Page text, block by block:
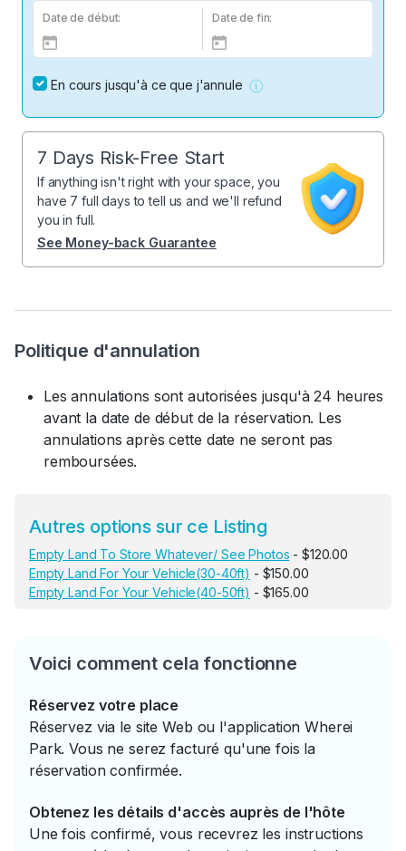
Politique d'annulation
Les annulations sont autorisées jusqu'à 24 heures
avant la date de début de la réservation. Les
annulations après cette date ne seront pas
remboursées.
Autres options sur ce Listing
Empty Land To Store Whatever/ See Photos - $120.00
Empty Land For Your Vehicle(30-40ft) - $150.00
Empty Land For Your Vehicle(40-50ft) - $165.00
Voici comment cela fonctionne
Réservez votre place
Réservez via le site Web ou l'application Wherei
Park. Vous ne serez facturé qu'une fois la
réservation confirmée.
Obtenez les détails d'accès auprès de l'hôte
Une fois confirmé, vous recevrez les instructions
Date de début: Date de fin:
En cours jusqu'à ce que j'annule
7 Days Risk-Free Start
If anything isn't right with your space, you
have 7 full days to tell us and we'll refund
you in full.
See Money-back Guarantee